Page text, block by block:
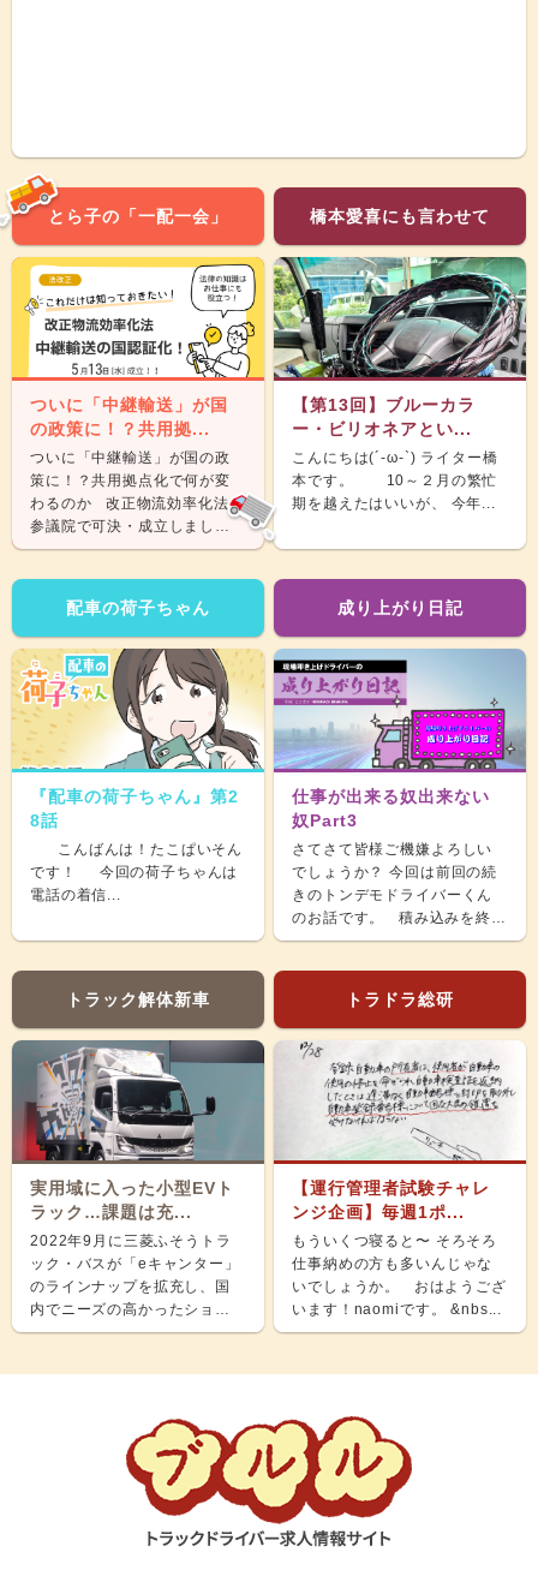
とら子の「一配一会」
ついに「中継輸送」が国
の政策に！？共用拠...
ついに「中継輸送」が国の政
策に！？共用拠点化で何が変
わるのか 改正物流効率化法が
参議院で可決・成立しまし
た。 &nb...
橋本愛喜にも言わせて
【第13回】ブルーカラ
ー・ビリオネアとい...
こんにちは(´-ω-`) ライター橋
本です。 10～２月の繁忙
期を越えたはいいが、 今年...
配車の荷子ちゃん
『配車の荷子ちゃん』第2
8話
こんばんは！たこぱいそん
です！ 今回の荷子ちゃんは
電話の着信...
成り上がり日記
仕事が出来る奴出来ない
奴Part3
さてさて皆様ご機嫌よろしい
でしょうか？ 今回は前回の続
きのトンデモドライバーくん
のお話です。 積み込みを終
え、ホッと...
トラック解体新車
実用域に入った小型EVト
ラック…課題は充...
2022年9月に三菱ふそうトラ
ック・バスが「eキャンター」
のラインナップを拡充し、国
内でニーズの高かったショー
ト＆ナローボディ（G...
トラドラ総研
【運行管理者試験チャレ
ンジ企画】毎週1ポ...
もういくつ寝ると〜 そろそろ
仕事納めの方も多いんじゃな
いでしょうか。 おはようござ
います！naomiです。 &nbs...